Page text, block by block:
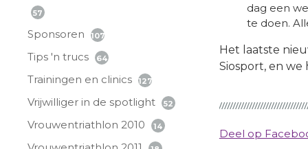
57
Sponsoren 107
Tips 'n trucs 64
Trainingen en clinics 127
Vrijwilliger in de spotlight 52
Vrouwentriathlon 2010 14
dag een
te doen.
Het laatste
Siosport, en
Deel op